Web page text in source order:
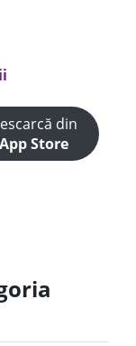
din
App Store